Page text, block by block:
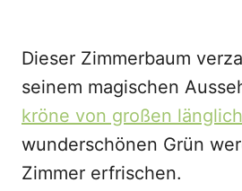
Dieser Zimmerbaum
seinem magischen
kröne von großen
wunderschönen Grün
Zimmer erfrischen.